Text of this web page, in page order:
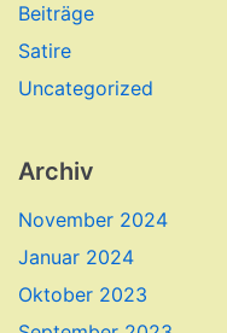
Beiträge
Satire
Uncategorized
Archiv
November 2024
Januar 2024
Oktober 2023